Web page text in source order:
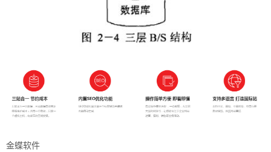
金蝶软件